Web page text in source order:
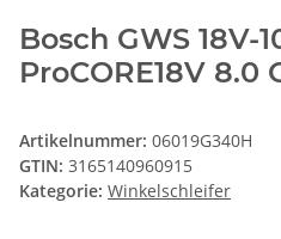
Bosch GWS 18V-
ProCORE18V 8.0
Artikelnummer: 06019G340H
GTIN: 3165140960915
Kategorie: Winkelschleifer